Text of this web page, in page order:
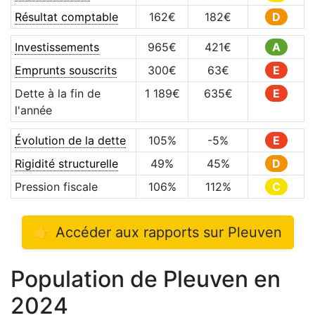
Résultat comptable
162€ 182€ D
Investissements 965€ 421€
A
Emprunts souscrits
300€ 63€
E
Dette à la fin de
l'année
1 189€ 635€ E
Évolution de la dette 105% -5%
E
Rigidité structurelle
49% 45%
D
Pression fiscale
106% 112% C
👉 Accéder aux rapports sur Pleuven
Population de Pleuven en
2024